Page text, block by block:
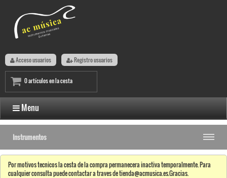
Acceso usuarios Registro usuarios
0 artículos en la cesta
Menu
Instrumentos
Por motivos tecnicos la cesta de la compra permanecera inactiva temporalmente. Para
cualquier consulta puede contactar a traves de tienda@acmusica.es.Gracias.